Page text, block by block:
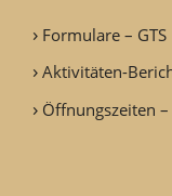
Formulare – GTS
Aktivitäten-
Öffnungszeiten –